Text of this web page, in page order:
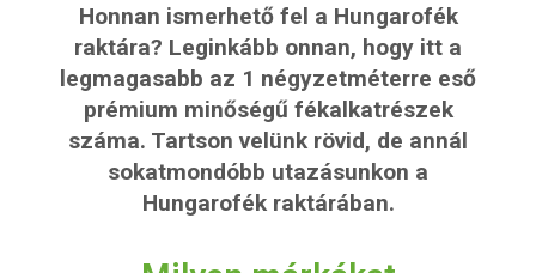
Honnan ismerhető fel a Hungarofék
raktára? Leginkább onnan, hogy itt a
legmagasabb az 1 négyzetméterre eső
prémium minőségű fékalkatrészek
száma. Tartson velünk rövid, de annál
sokatmondóbb utazásunkon a
Hungarofék raktárában.